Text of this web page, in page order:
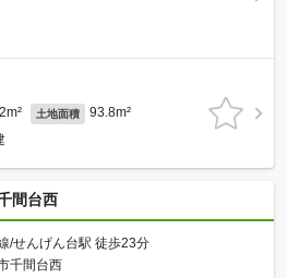
土地面積 93.8m²
間台西
/せんげん台駅 徒歩23分
千間台西